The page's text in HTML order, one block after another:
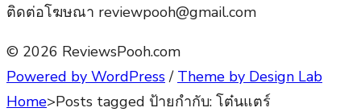
ติดต่อโฆษณา reviewpooh@gmail.com
© 2026 ReviewsPooh.com
Powered by WordPress / Theme by Design Lab
Home>Posts tagged ป้ายกำกับ: โต๋นแตร์